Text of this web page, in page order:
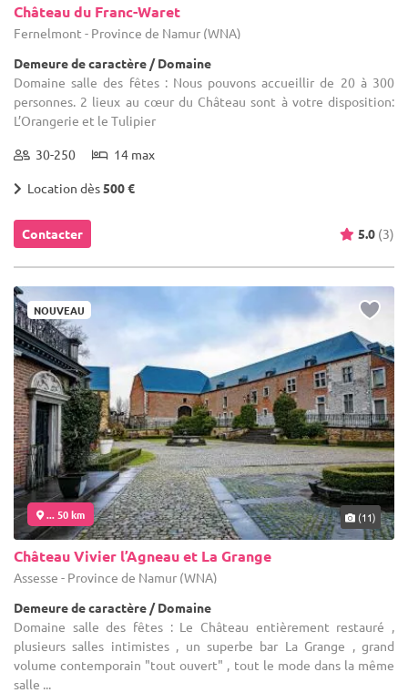
Château du Franc-Waret
Fernelmont - Province de Namur (WNA)
Demeure de caractère / Domaine
Domaine salle des fêtes : Nous pouvons accueillir de 20 à 300
personnes. 2 lieux au cœur du Château sont à votre disposition:
L’Orangerie et le Tulipier
30-250 14 max
Location dès500 €
Contacter 5.0 (3)
NOUVEAU
... 50 km (11)
Château Vivier l’Agneau et La Grange
Assesse - Province de Namur (WNA)
Demeure de caractère / Domaine
Domaine salle des fêtes : Le Château entièrement restauré ,
plusieurs salles intimistes , un superbe bar La Grange , grand
volume contemporain "tout ouvert" , tout le mode dans la même
salle ...